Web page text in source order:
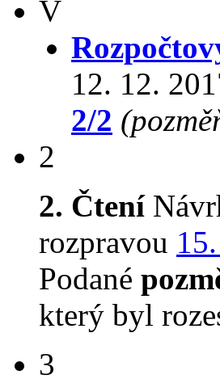
V
12. 12.
2/2
2
2. Čtení
rozpravou
Podané
který byl
3